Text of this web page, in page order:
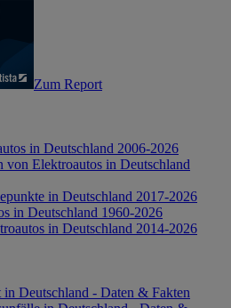
Zum Report
in Deutschland 2006-2026
von Elektroautos in Deutschland
in Deutschland 2017-2026
in Deutschland 1960-2026
in Deutschland 2014-2026
Deutschland - Daten & Fakten